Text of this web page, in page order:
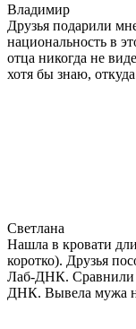
Владимир
Друзья подарили
национальность в
отца никогда не
хотя бы знаю,
Светлана
Нашла в кровати
коротко). Друзья
Лаб-ДНК. Сравнили
ДНК. Вывела мужа